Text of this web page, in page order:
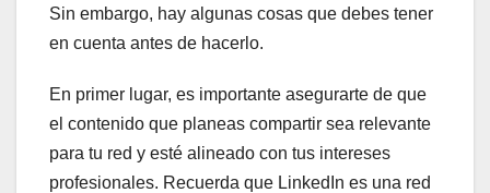
Sin embargo, hay algunas cosas que debes tener
en cuenta antes de hacerlo.
En primer lugar, es importante asegurarte de que
el contenido que planeas compartir sea relevante
para tu red y esté alineado con tus intereses
profesionales. Recuerda que LinkedIn es una red